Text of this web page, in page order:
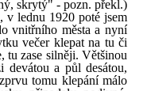
skrytý" - pozn. překl.)
v lednu 1920 poté jsem
vnitřního města a nyní
večer klepat na tu či
tu zase silněji. Většinou
devátou a půl desátou,
tomu klepání málo